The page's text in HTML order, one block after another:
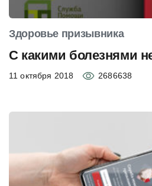
Здоровье призывника
С какими болезнями
11 октября 2018 2686638